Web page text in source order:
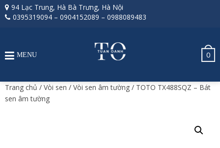
94 Lạc Trung, Hà Bà Trưng, Hà Nội
0395319094 – 0904152089 – 0988089483
0
MENU
Trang chủ / Vòi sen / Vòi sen âm tường / TOTO TX488SQZ – Bát
sen âm tường